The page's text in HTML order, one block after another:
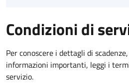
Condizioni di
Per conoscere i dettagli di
informazioni importanti, leggi i
servizio.